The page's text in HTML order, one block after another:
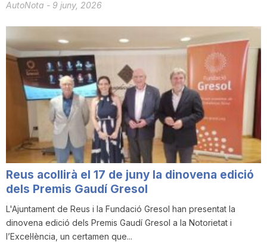
d
e
T
a
r
AutoNota - 9 juny, 2026
Reus acollirà el 17 de juny la dinovena edició
dels Premis Gaudí Gresol
L'Ajuntament de Reus i la Fundació Gresol han presentat la
dinovena edició dels Premis Gaudí Gresol a la Notorietat i
l’Excel·lència, un certamen que...